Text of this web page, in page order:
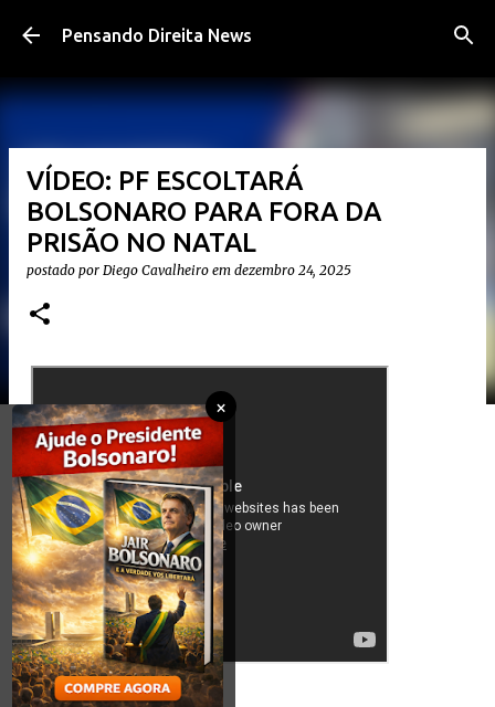
Pular para o conteúdo principal
Pensando Direita News
×
VÍDEO: PF ESCOLTARÁ
BOLSONARO PARA FORA DA
PRISÃO NO NATAL
postado por Diego Cavalheiro em dezembro 24, 2025